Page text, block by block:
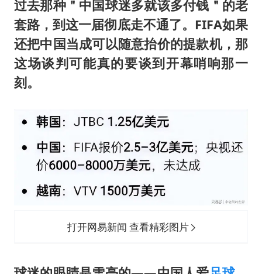
过去那种＂中国球迷多就该多付钱＂的老
套路，到这一届彻底走不通了。FIFA如果
还把中国当成可以随意抬价的提款机，那
这场谈判可能真的要谈到开幕哨响那一
刻。
打开网易新闻 查看精彩图片